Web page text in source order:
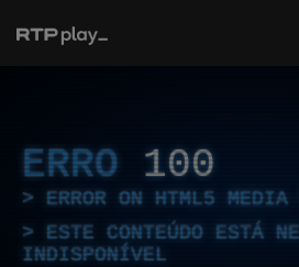
ERRO 100
ERROR ON HTML5 MEDIA
ESTE CONTEÚDO ESTÁ
INDISPONÍVEL